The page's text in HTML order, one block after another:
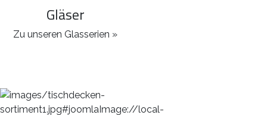
Gläser
Zu unseren Glasserien »